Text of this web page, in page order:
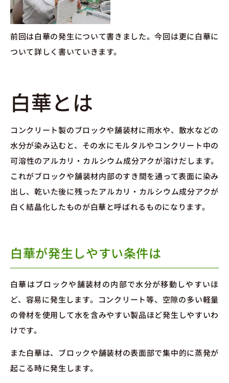
前回は白華の発生について書きました。今回は更に白華に
ついて詳しく書いていきます。
白華とは
コンクリート製のブロックや舗装材に雨水や、散水などの
水分が染み込むと、その水にモルタルやコンクリート中の
可溶性のアルカリ・カルシウム成分アクが溶けだします。
これがブロックや舗装材内部のすき間を通って表面に染み
出し、乾いた後に残ったアルカリ・カルシウム成分アクが
白く結晶化したものが白華と呼ばれるものになります。
白華が発生しやすい条件は
白華はブロックや舗装材の内部で水分が移動しやすいほ
ど、容易に発生します。コンクリート等、空隙の多い軽量
の骨材を使用して水を含みやすい製品ほど発生しやすいわ
けです。
また白華は、ブロックや舗装材の表面部で集中的に蒸発が
起こる時に発生します。